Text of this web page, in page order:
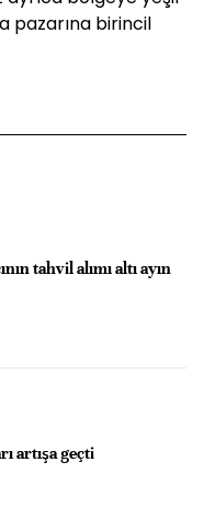
pazarına birincil
tahvil alımı altı ayın
artışa geçti